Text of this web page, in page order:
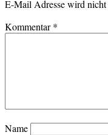
E-Mail Adresse wird
Kommentar*
Name